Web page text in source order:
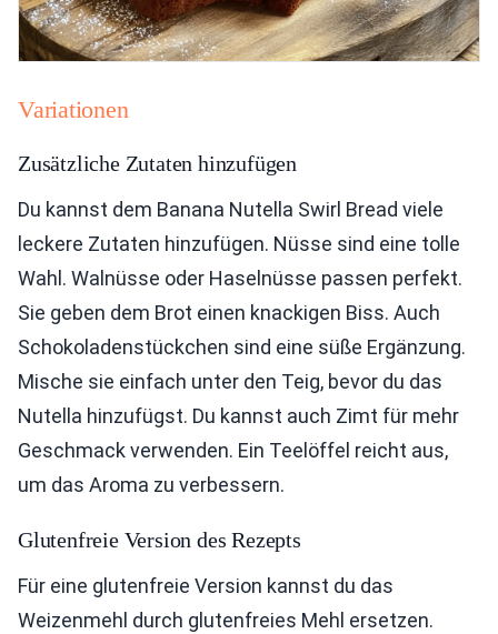
Variationen
Zusätzliche Zutaten hinzufügen
Du kannst dem Banana Nutella Swirl Bread viele
leckere Zutaten hinzufügen. Nüsse sind eine tolle
Wahl. Walnüsse oder Haselnüsse passen perfekt.
Sie geben dem Brot einen knackigen Biss. Auch
Schokoladenstückchen sind eine süße Ergänzung.
Mische sie einfach unter den Teig, bevor du das
Nutella hinzufügst. Du kannst auch Zimt für mehr
Geschmack verwenden. Ein Teelöffel reicht aus,
um das Aroma zu verbessern.
Glutenfreie Version des Rezepts
Für eine glutenfreie Version kannst du das
Weizenmehl durch glutenfreies Mehl ersetzen.